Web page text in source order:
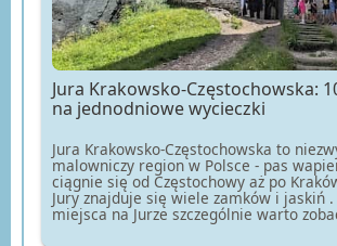
Jura Krakowsko-Częstochowska:
na jednodniowe wycieczki
Jura Krakowsko-Częstochowska to
malowniczy region w Polsce - pas
ciągnie się od Częstochowy aż po
Jury znajduje się wiele zamków i jaskiń
miejsca na Jurze szczególnie warto